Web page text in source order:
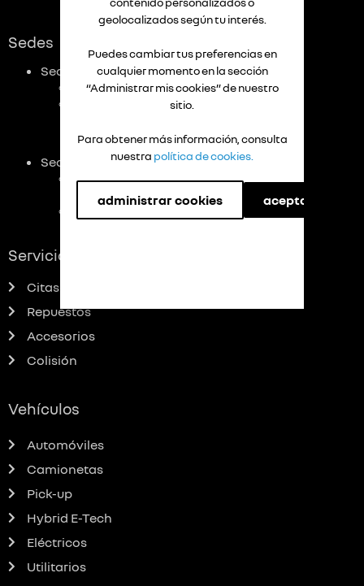
Sedes
Sede Principal:
Calle 72 No. 39-156
PBX 6053770045
Sede Norte:
Avenida Circunvalar,
Calle 110 No 43 C – 91
PBX 6053770045
Servicios
Citas de taller
Repuestos
Accesorios
Colisión
Vehículos
Automóviles
Camionetas
Pick-up
Hybrid E-Tech
Eléctricos
Utilitarios
geolocalizados según tu interés.
Puedes cambiar tus preferencias en
cualquier momento en la sección
“Administrar mis cookies” de nuestro
sitio.
Para obtener más información, consulta
nuestra política de cookies.
administrar cookies aceptar cookies